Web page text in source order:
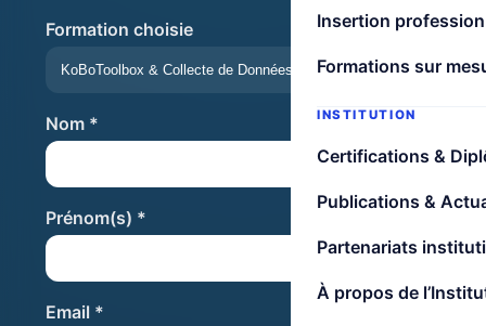
Insertion
Formations sur
INSTITUTION
Certifications &
Publications &
Partenariats
À propos de
Formation choisie
Nom *
Prénom(s) *
Email *